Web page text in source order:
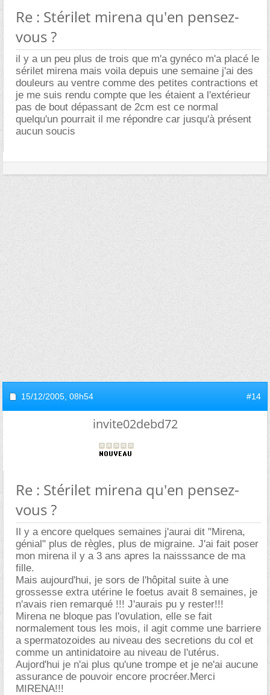
Re : Stérilet mirena qu'en pensez-
vous ?
il y a un peu plus de trois que m'a gynéco m'a placé le
sérilet mirena mais voila depuis une semaine j'ai des
douleurs au ventre comme des petites contractions et
je me suis rendu compte que les étaient a l'extérieur
pas de bout dépassant de 2cm est ce normal
quelqu'un pourrait il me répondre car jusqu'à présent
aucun soucis
15/12/2005, 08h54 #14
invite02debd72
Re : Stérilet mirena qu'en pensez-
vous ?
Il y a encore quelques semaines j'aurai dit "Mirena,
génial" plus de règles, plus de migraine. J'ai fait poser
mon mirena il y a 3 ans apres la naisssance de ma
fille.
Mais aujourd'hui, je sors de l'hôpital suite à une
grossesse extra utérine le foetus avait 8 semaines, je
n'avais rien remarqué !!! J'aurais pu y rester!!!
Mirena ne bloque pas l'ovulation, elle se fait
normalement tous les mois, il agit comme une barriere
a spermatozoides au niveau des secretions du col et
comme un antinidatoire au niveau de l'utérus.
Aujord'hui je n'ai plus qu'une trompe et je ne'ai aucune
assurance de pouvoir encore procréer.Merci
MIRENA!!!